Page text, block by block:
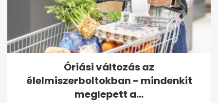
Óriási változás az
élelmiszerboltokban - mindenkit
meglepett a...